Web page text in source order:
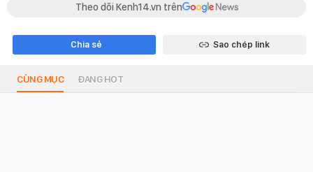
Theo dõi Kenh14.vn trên
Chia sẻ Sao chép link
CÙNG MỤC ĐANG HOT